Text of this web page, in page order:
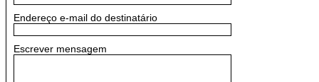
Endereço e-mail do destinatário
Escrever mensagem